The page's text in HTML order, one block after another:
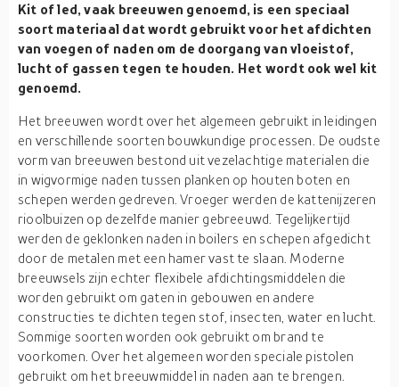
Kit of led, vaak breeuwen genoemd, is een speciaal
soort materiaal dat wordt gebruikt voor het afdichten
van voegen of naden om de doorgang van vloeistof,
lucht of gassen tegen te houden. Het wordt ook wel kit
genoemd.
Het breeuwen wordt over het algemeen gebruikt in leidingen
en verschillende soorten bouwkundige processen. De oudste
vorm van breeuwen bestond uit vezelachtige materialen die
in wigvormige naden tussen planken op houten boten en
schepen werden gedreven. Vroeger werden de kattenijzeren
rioolbuizen op dezelfde manier gebreeuwd. Tegelijkertijd
werden de geklonken naden in boilers en schepen afgedicht
door de metalen met een hamer vast te slaan. Moderne
breeuwsels zijn echter flexibele afdichtingsmiddelen die
worden gebruikt om gaten in gebouwen en andere
constructies te dichten tegen stof, insecten, water en lucht.
Sommige soorten worden ook gebruikt om brand te
voorkomen. Over het algemeen worden speciale pistolen
gebruikt om het breeuwmiddel in naden aan te brengen.